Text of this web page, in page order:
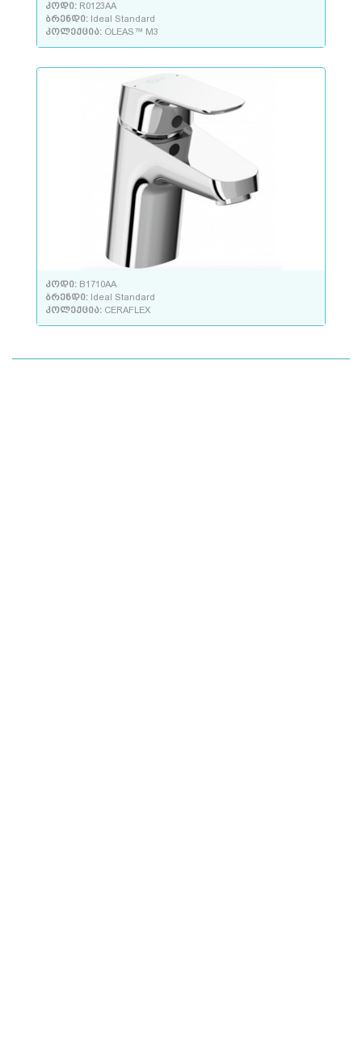
კოდი: R0123AA
ბრენდი: Ideal Standard
კოლექცია: OLEAS™ M3
კოდი: B1710AA
ბრენდი: Ideal Standard
კოლექცია: CERAFLEX